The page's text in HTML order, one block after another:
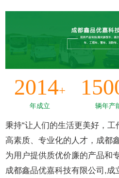
2014+
年成立 辆年产
秉持“让人们的生活更美好，
高素质、专业化的人才，成都
为用户提供质优价廉的产品和
成都鑫品优嘉科技有限公司,成